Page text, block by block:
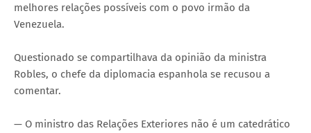
melhores relações possíveis com o povo irmão da
Venezuela.
Questionado se compartilhava da opinião da ministra
Robles, o chefe da diplomacia espanhola se recusou a
comentar.
— O ministro das Relações Exteriores não é um catedrático